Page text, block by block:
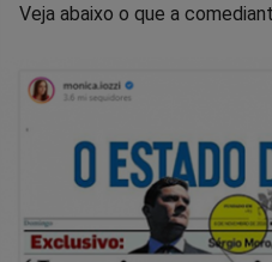
Veja abaixo o que a